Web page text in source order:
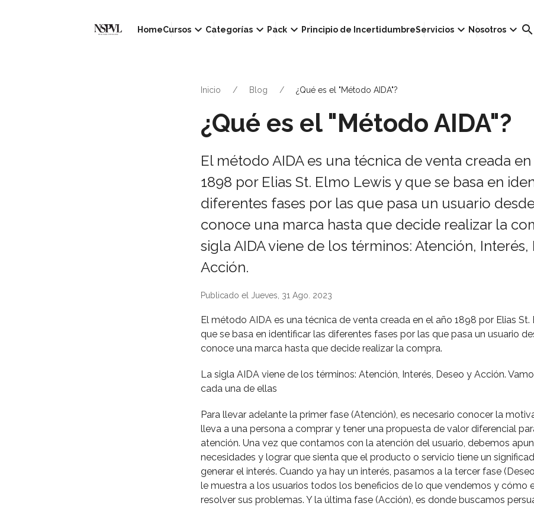
HomeCursos keyboard_arrow_down Categorías keyboard_arrow_down Pack keyboard_arrow_down Principio de IncertidumbreServicios keyboard_arrow_down Nosotros keyboard_arrow_down search
Inicio Blog ¿Qué es el "Método AIDA"?
¿Qué es el "Método AIDA"?
El método AIDA es una técnica de venta creada
1898 por Elias St. Elmo Lewis y que se basa en
diferentes fases por las que pasa un usuario
conoce una marca hasta que decide realizar la
sigla AIDA viene de los términos: Atención, Interés,
Acción.
Publicado el Jueves, 31 Ago. 2023
El método AIDA es una técnica de venta creada en el año 1898 por Elias St.
que se basa en identificar las diferentes fases por las que pasa un usuario
conoce una marca hasta que decide realizar la compra.
La sigla AIDA viene de los términos: Atención, Interés, Deseo y Acción.
cada una de ellas
Para llevar adelante la primer fase (Atención), es necesario conocer la
lleva a una persona a comprar y tener una propuesta de valor diferencial
atención. Una vez que contamos con la atención del usuario, debemos
necesidades y lograr que sienta que el producto o servicio tiene un
generar el interés. Cuando ya hay un interés, pasamos a la tercer fase
le muestra a los usuarios todos los beneficios de lo que vendemos y cómo
resolver sus problemas. Y la última fase (Acción), es donde buscamos